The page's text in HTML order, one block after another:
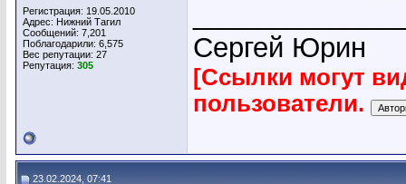
Регистрация: 19.05.2010
Адрес: Нижний Тагил
Сообщений: 7,201
Поблагодарили: 6,575
Вес репутации: 27
Репутация: 305
Сергей Юрин
[Ссылки могут
пользователи.
23.02.2024, 07:41